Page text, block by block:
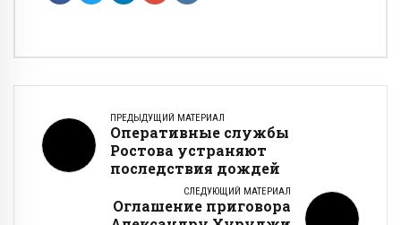
ПРЕДЫДУЩИЙ МАТЕРИАЛ
Оперативные службы
Ростова устраняют
последствия дождей
СЛЕДУЮЩИЙ МАТЕРИАЛ
Оглашение приговора